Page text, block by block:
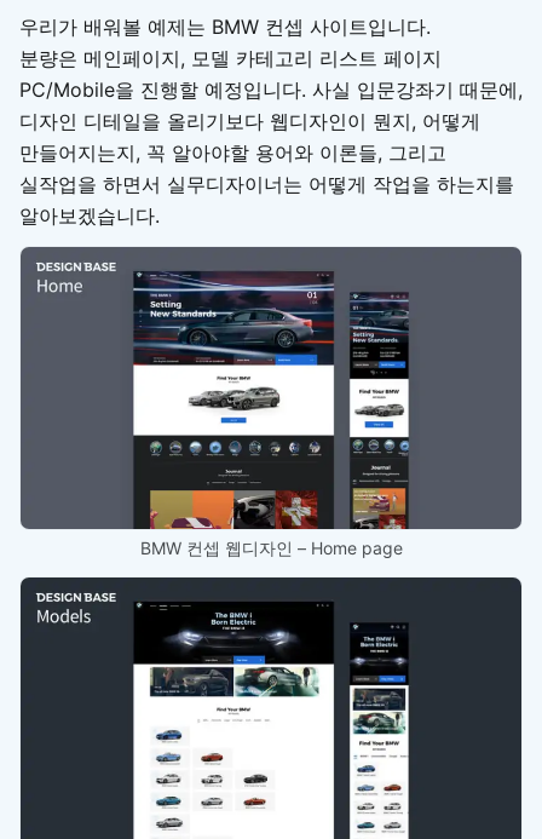
우리가 배워볼 예제는 BMW 컨셉 사이트입니다.
분량은 메인페이지, 모델 카테고리 리스트 페이지
PC/Mobile을 진행할 예정입니다. 사실 입문강좌기 때문에,
디자인 디테일을 올리기보다 웹디자인이 뭔지, 어떻게
만들어지는지, 꼭 알아야할 용어와 이론들, 그리고
실작업을 하면서 실무디자이너는 어떻게 작업을 하는지를
알아보겠습니다.
BMW 컨셉 웹디자인 – Home page